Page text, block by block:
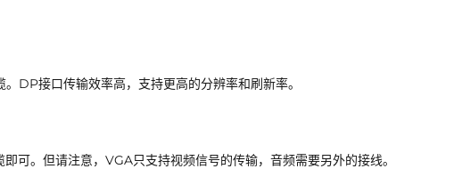
DP接口传输效率高，支持更高的分辨率和刷新率。
可。但请注意，VGA只支持视频信号的传输，音频需要另外的接线。